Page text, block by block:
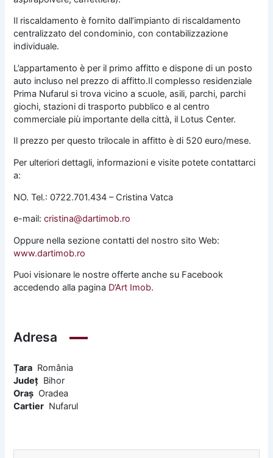
Il riscaldamento è fornito dall’impianto di riscaldamento
centralizzato del condominio, con contabilizzazione
individuale.
L’appartamento è per il primo affitto e dispone di un posto
auto incluso nel prezzo di affitto.Il complesso residenziale
Prima Nufarul si trova vicino a scuole, asili, parchi, parchi
giochi, stazioni di trasporto pubblico e al centro
commerciale più importante della città, il Lotus Center.
Il prezzo per questo trilocale in affitto è di 520 euro/mese.
Per ulteriori dettagli, informazioni e visite potete contattarci
a:
NO. Tel.: 0722.701.434 – Cristina Vatca
e-mail:cristina@dartimob.ro
Oppure nella sezione contatti del nostro sito Web:
www.dartimob.ro
Puoi visionare le nostre offerte anche su Facebook
accedendo alla pagina D’Art Imob.
Adresa
Țara România
Județ Bihor
Oraș Oradea
Cartier Nufarul